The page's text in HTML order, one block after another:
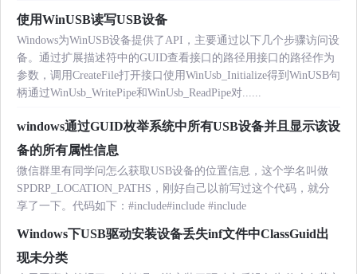
使用WinUSB读写USB设备
Windows为WinUSB设备提供了API，主要通过以下几个步骤访问设
备。通过扩展描述符中的GUID查看接口的路径用接口的路径作为
参数，调用CreateFile打开接口使用WinUsb_Initialize得到WinUSB句
柄通过WinUsb_WritePipe和WinUsb_ReadPipe对......
windows通过GUID枚举系统中所有USB设备并且显示该设
备的所有属性信息
微信群里有同学问怎么获取USB设备的位置信息，这个学名叫做
SPDRP_LOCATION_PATHS，刚好自己以前写过这个代码，就分
享了一下。代码如下：#include#include #include
Windows下USB驱动安装设备丢失inf文件中ClassGuid出
现未分类